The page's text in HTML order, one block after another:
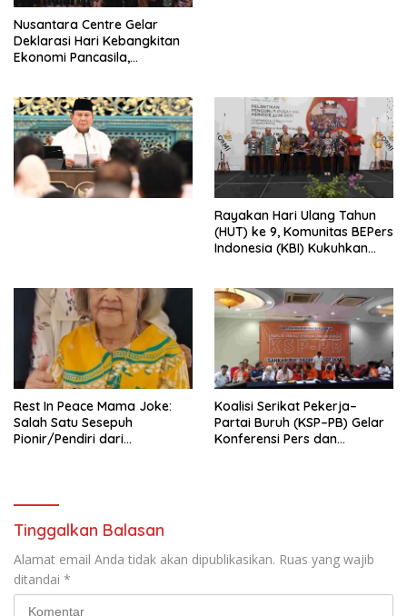
Nusantara Centre Gelar
Deklarasi Hari Kebangkitan
Ekonomi Pancasila,
Penjajahan (Pergolakan
Ekonomi Politik Indonesia) &
Simposium Nasional “Urgensi
Undang-Undang
Perekonomian Nasional dan
Kesejahteraan Sosial dalam
Rayakan Hari Ulang Tahun
(HUT) ke 9, Komunitas BEPers
Indonesia (KBI) Kukuhkan
Tema: “Penguatan dan
Pengembangan Organisasi
KBI yang Berbasis Riset di
seluruh Indonesia dan
Mancanegara”.
Rest In Peace Mama Joke:
Salah Satu Sesepuh
Pionir/Pendiri dari
Kasih Allah.
Koalisi Serikat Pekerja–
Partai Buruh (KSP–PB) Gelar
Konferensi Pers dan
Tinggalkan Balasan
Alamat email Anda tidak akan dipublikasikan. Ruas yang wajib
ditandai *